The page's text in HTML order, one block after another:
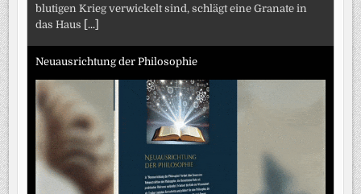
blutigen Krieg verwickelt sind, schlägt eine Granate in
das Haus [...]
Neuausrichtung der Philosophie